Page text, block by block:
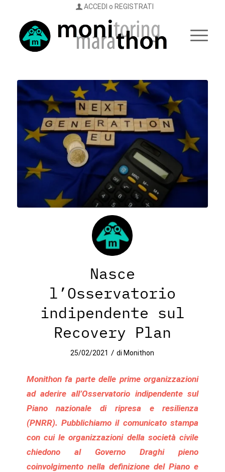
ACCEDI o REGISTRATI
Nasce
l’Osservatorio
indipendente sul
Recovery Plan
25/02/2021 / di Monithon
Monithon fa parte delle prime organizzazioni
ad aderire all’Osservatorio indipendente sul
Piano nazionale di ripresa e resilienza
(PNRR). Pubblichiamo il comunicato stampa
con cui le organizzazioni della società civile
chiedono al Governo Draghi pieno
coinvolgimento nella definizione del Piano e